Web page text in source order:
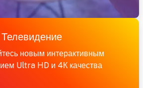
Телевидение
новым интерактивным
Ultra HD и 4К качества